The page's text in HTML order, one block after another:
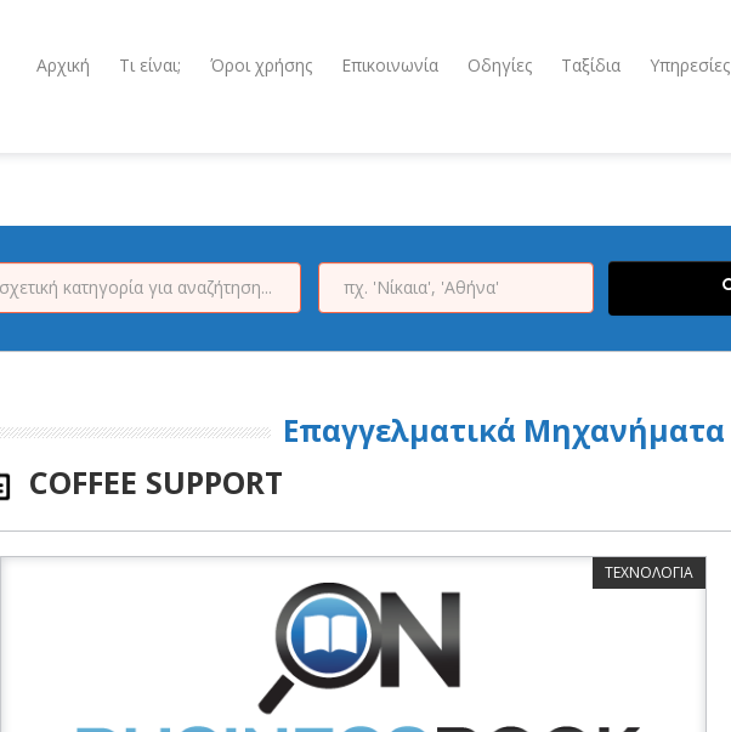
Αρχική Τι είναι; Όροι χρήσης Επικοινωνία Οδηγίες Ταξίδια Υπηρεσίες
Επαγγελματικά Μηχανήματα
COFFEE SUPPORT
ΤΕΧΝΟΛΟΓΙΑ